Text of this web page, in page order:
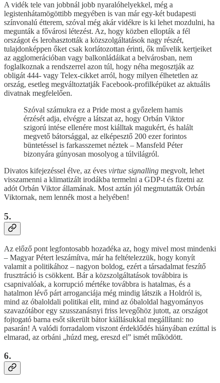
A vidék tele van jobbnál jobb nyaralóhelyekkel, még a
legistenhátamögöttibb megyében is van már egy-két budapesti
színvonalú étterem, szóval még akár vidékre is ki lehet mozdulni, ha
megunták a fővárosi létezést. Az, hogy közben ellopták a fél
országot és lerohasztották a közszolgáltatások nagy részét,
tulajdonképpen őket csak korlátozottan érinti, ők művelik kertjeiket
az agglomerációban vagy balkonládáikat a belvárosban, nem
foglalkoznak a rendszerrel azon túl, hogy néha megosztják az
obligát 444- vagy Telex-cikket arról, hogy milyen élhetetlen az
ország, esetleg megváltoztatják Facebook-profilképüket az aktuális
divatnak megfelelően.
Szóval számukra ez a Pride most a győzelem hamis
érzését adja, elvégre a látszat az, hogy Orbán Viktor
szigorú intése ellenére most kiálltak magukért, és halált
megvető bátorsággal, az elképesztő 200 ezer forintos
büntetéssel is farkasszemet néztek – Mansfeld Péter
bizonyára gúnyosan mosolyog a túlvilágról.
Divatos kifejezéssel élve, az éves virtue signalling megvolt, lehet
visszamenni a klimatizált irodákba termelni a GDP-t és fizetni az
adót Orbán Viktor államának. Most aztán jól megmutatták Orbán
Viktornak, nem lennék most a helyében!
5.
Az előző pont legfontosabb hozadéka az, hogy mivel most mindenki
– Magyar Pétert leszámítva, már ha feltételezzük, hogy konyít
valamit a politikához – nagyon boldog, ezért a társadalmat feszítő
frusztráció is csökkent. Bár a közszolgáltatások továbbira is
csapnivalóak, a korrupció mértéke továbbra is hatalmas, és a
hatalmon lévő párt arroganciája még mindig látszik a Holdról is,
mind az óbaloldali politikai elit, mind az óbaloldal hagyományos
szavazótábor egy szusszanásnyi friss levegőhöz jutott, az országot
fojtogató barna esőt sikerült bátor kiállásukkal megállítani: no
pasarán! A valódi forradalom viszont érdeklődés hiányában ezúttal is
elmarad, az orbáni „húzd meg, ereszd el” ismét működött.
6.